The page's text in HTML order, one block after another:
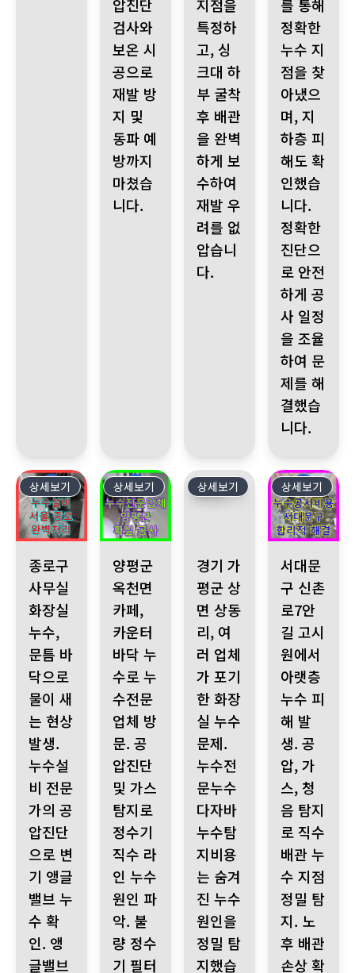
압진단
검사와
보온 시
공으로
재발 방
지 및
동파 예
방까지
마쳤습
니다.
지점을
특정하
고, 싱
크대 하
부 굴착
후 배관
을 완벽
하게 보
수하여
재발 우
려를 없
압습니
다.
를 통해
정확한
누수 지
점을 찾
아냈으
며, 지
하층 피
해도 확
인했습
니다.
정확한
진단으
로 안전
하게 공
사 일정
을 조율
하여 문
제를 해
결했습
니다.
537
상세보기
종로구
사무실
화장실
누수,
문틈 바
닥으로
물이 새
는 현상
발생.
누수설
비 전문
가의 공
압진단
으로 변
기 앵글
밸브 누
수 확
인. 앵
글밸브
536
상세보기
양평군
옥천면
카페,
카운터
바닥 누
수로 누
수전문
업체 방
문. 공
압진단
및 가스
탐지로
정수기
직수 라
인 누수
원인 파
악. 불
량 정수
기 필터
535
상세보기
경기 가
평군 상
면 상동
리, 여
러 업체
가 포기
한 화장
실 누수
문제.
누수전
문누수
다자바
누수탐
지비용
는 숨겨
진 누수
원인을
정밀 탐
지했습
534
상세보기
서대문
구 신촌
로7안
길 고시
원에서
아랫층
누수 피
해 발
생. 공
압, 가
스, 청
음 탐지
로 직수
배관 누
수 지점
정밀 탐
지. 노
후 배관
손상 확